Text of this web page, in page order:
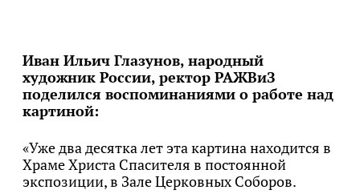
Иван Ильич Глазунов, народный
художник России, ректор РАЖВиЗ
поделился воспоминаниями о работе над
картиной:
«Уже два десятка лет эта картина находится в
Храме Христа Спасителя в постоянной
экспозиции, в Зале Церковных Соборов.